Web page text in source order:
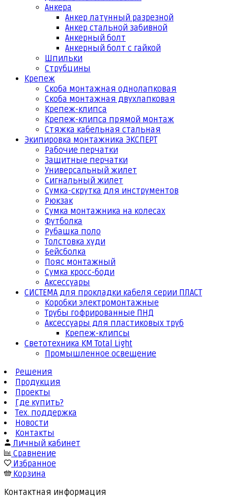
Анкера
Анкер латунный разрезной
Анкер стальной забивной
Анкерный болт
Анкерный болт с гайкой
Шпильки
Струбцины
Крепеж
Скоба монтажная однолапковая
Скоба монтажная двухлапковая
Крепеж-клипса
Крепеж-клипса прямой монтаж
Стяжка кабельная стальная
Экипировка монтажника ЭКСПЕРТ
Рабочие перчатки
Защитные перчатки
Универсальный жилет
Сигнальный жилет
Сумка-скрутка для инструментов
Рюкзак
Сумка монтажника на колесах
Футболка
Рубашка поло
Толстовка худи
Бейсболка
Пояс монтажный
Сумка кросс-боди
Аксессуары
СИСТЕМА для прокладки кабеля серии ПЛАСТ
Коробки электромонтажные
Трубы гофрированные ПНД
Аксессуары для пластиковых труб
Крепеж-клипсы
Светотехника КМ Total Light
Промышленное освещение
Решения
Продукция
Проекты
Где купить?
Тех. поддержка
Новости
Контакты
Личный кабинет
Сравнение
Избранное
Корзина
Контактная информация